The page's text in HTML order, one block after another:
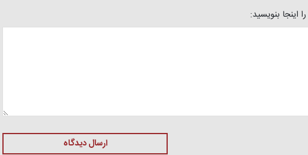
اینجا بنویسید:
ارسال دیدگاه